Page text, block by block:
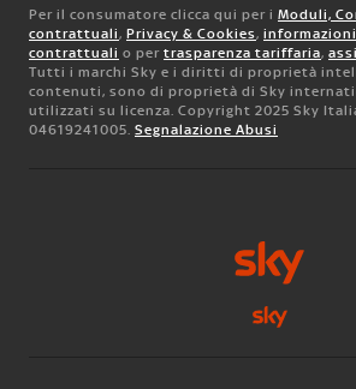
Per il consumatore clicca qui per i Moduli,
contrattuali, Privacy & Cookies,
contrattuali o per trasparenza tariffaria,
Tutti i marchi Sky e i diritti di proprietà
contenuti, sono di proprietà di Sky
utilizzati su licenza. Copyright 2025 Sky
04619241005. Segnalazione Abusi